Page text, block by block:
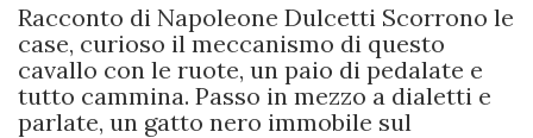
Racconto di Napoleone Dulcetti Scorrono le
case, curioso il meccanismo di questo
cavallo con le ruote, un paio di pedalate e
tutto cammina. Passo in mezzo a dialetti e
parlate, un gatto nero immobile sul